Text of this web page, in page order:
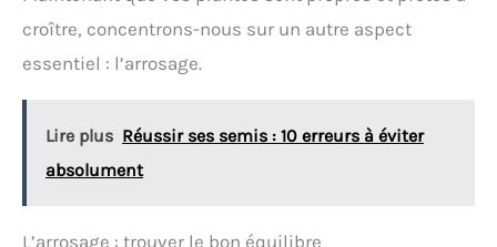
croître, concentrons-nous sur un autre aspect
essentiel : l’arrosage.
Lire plus Réussir ses semis : 10 erreurs à éviter
absolument
L’arrosage : trouver le bon équilibre